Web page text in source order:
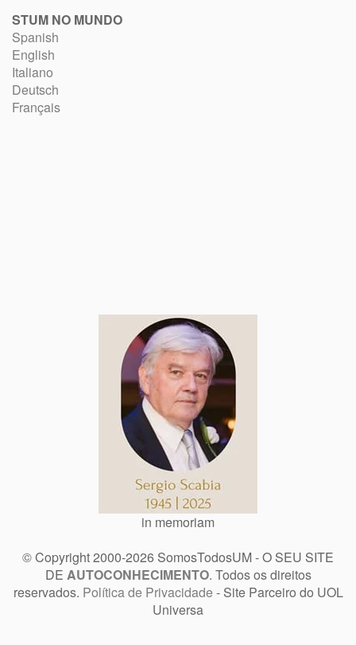
STUM NO MUNDO
Spanish
English
Italiano
Deutsch
Français
in memoriam
© Copyright 2000-2026 SomosTodosUM - O SEU SITE
DE AUTOCONHECIMENTO. Todos os direitos
reservados. Política de Privacidade - Site Parceiro do UOL
Universa